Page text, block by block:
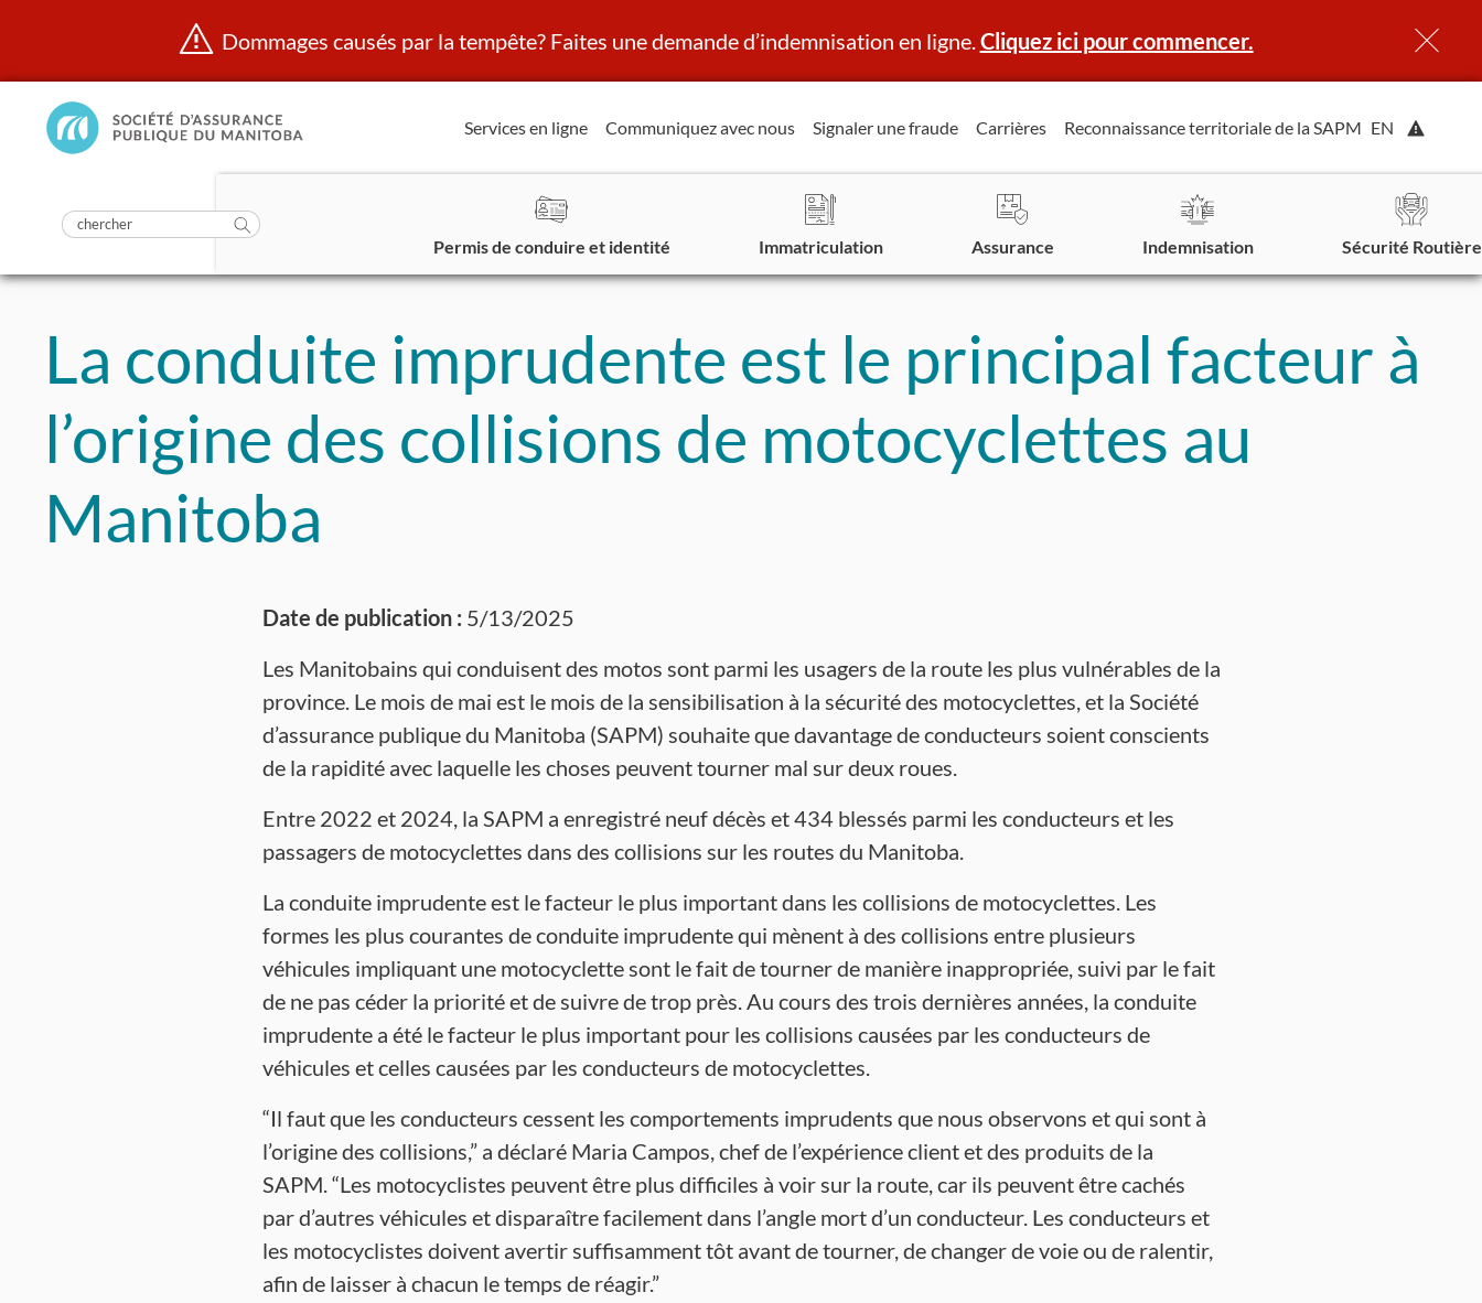
Aller
contenu
Dommages causés par la tempête? Faites une demande d’indemnisation en ligne.Cliquez ici pour commencer.
Manitoba
Public
Services en ligne Communiquez avec nous Signaler une fraude Carrières Reconnaissance territoriale de la SAPM EN
Rechercher
https://www.mpi.mb.ca/fr/
soumettre
la
recherche
Permis de conduire et identité Immatriculation Assurance Indemnisation Sécurité Routière
La conduite imprudente est le principal facteur à
l’origine des collisions de motocyclettes au
Manitoba
Date de publication : 5/13/2025
Les Manitobains qui conduisent des motos sont parmi les usagers de la route les plus vulnérables de la
province. Le mois de mai est le mois de la sensibilisation à la sécurité des motocyclettes, et la Société
d’assurance publique du Manitoba (SAPM) souhaite que davantage de conducteurs soient conscients
de la rapidité avec laquelle les choses peuvent tourner mal sur deux roues.
Entre 2022 et 2024, la SAPM a enregistré neuf décès et 434 blessés parmi les conducteurs et les
passagers de motocyclettes dans des collisions sur les routes du Manitoba.
La conduite imprudente est le facteur le plus important dans les collisions de motocyclettes. Les
formes les plus courantes de conduite imprudente qui mènent à des collisions entre plusieurs
véhicules impliquant une motocyclette sont le fait de tourner de manière inappropriée, suivi par le fait
de ne pas céder la priorité et de suivre de trop près. Au cours des trois dernières années, la conduite
imprudente a été le facteur le plus important pour les collisions causées par les conducteurs de
véhicules et celles causées par les conducteurs de motocyclettes.
“Il faut que les conducteurs cessent les comportements imprudents que nous observons et qui sont à
l’origine des collisions,” a déclaré Maria Campos, chef de l’expérience client et des produits de la
SAPM. “Les motocyclistes peuvent être plus difficiles à voir sur la route, car ils peuvent être cachés
par d’autres véhicules et disparaître facilement dans l’angle mort d’un conducteur. Les conducteurs et
les motocyclistes doivent avertir suffisamment tôt avant de tourner, de changer de voie ou de ralentir,
afin de laisser à chacun le temps de réagir.”